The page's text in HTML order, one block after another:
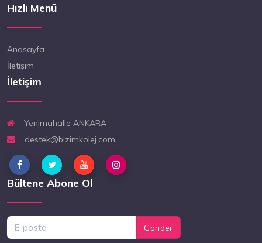
Hızlı Menü
Anasayfa
İletişim
İletişim
Yenimahalle ANKARA
destek@bizimkolej.com
Bültene Abone Ol
Gönder